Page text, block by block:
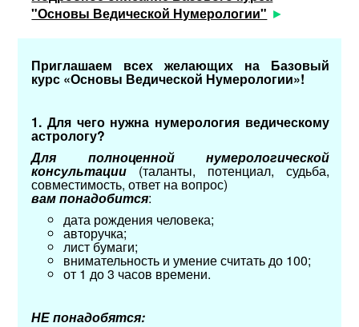
"Основы Ведической Нумерологии"
Приглашаем всех желающих на Базовый
курс «Основы Ведической Нумерологии»!
1. Для чего нужна нумерология ведическому
астрологу?
Для полноценной нумерологической
консультации (таланты, потенциал, судьба,
совместимость, ответ на вопрос)
вам понадобится:
дата рождения человека;
авторучка;
лист бумаги;
внимательность и умение считать до 100;
от 1 до 3 часов времени.
НЕ понадобятся: